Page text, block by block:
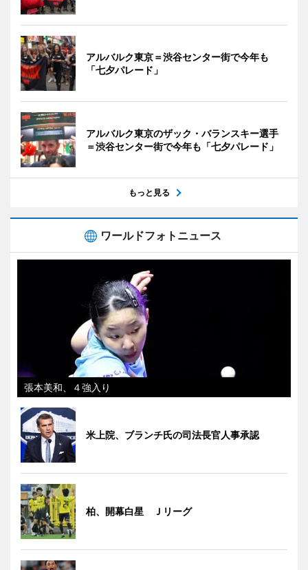
アルバルク東京＝渋谷センター街で今年も
「七夕パレード」
アルバルク東京のザック・バランスキー選手
＝渋谷センター街で今年も「七夕パレード」
もっと見る
ワールドフォトニュース
張本美和、４強入り
米上院、ブランチ氏の司法長官人事承認
柏、開幕白星 Ｊリーグ